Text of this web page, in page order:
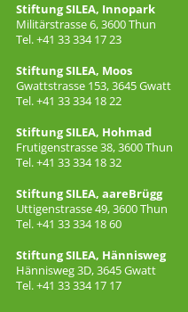
Stiftung SILEA, Innopark
Militärstrasse 6, 3600 Thun
Tel. +41 33 334 17 23
Stiftung SILEA, Moos
Gwattstrasse 153, 3645 Gwatt
Tel. +41 33 334 18 22
Stiftung SILEA, Hohmad
Frutigenstrasse 38, 3600 Thun
Tel. +41 33 334 18 32
Stiftung SILEA, aareBrügg
Uttigenstrasse 49, 3600 Thun
Tel. +41 33 334 18 60
Stiftung SILEA, Hännisweg
Hännisweg 3D, 3645 Gwatt
Tel. +41 33 334 17 17